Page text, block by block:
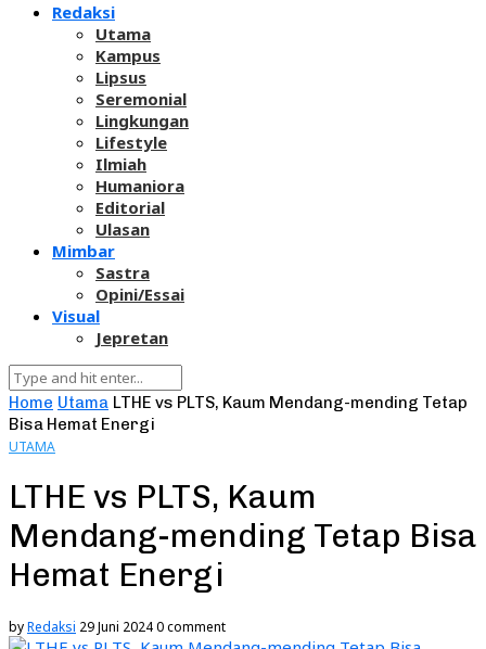
Redaksi
Utama
Kampus
Lipsus
Seremonial
Lingkungan
Lifestyle
Ilmiah
Humaniora
Editorial
Ulasan
Mimbar
Sastra
Opini/Essai
Visual
Jepretan
Home Utama LTHE vs PLTS, Kaum Mendang-mending Tetap
Bisa Hemat Energi
UTAMA
LTHE vs PLTS, Kaum
Mendang-mending Tetap Bisa
Hemat Energi
byRedaksi 29 Juni 20240 comment